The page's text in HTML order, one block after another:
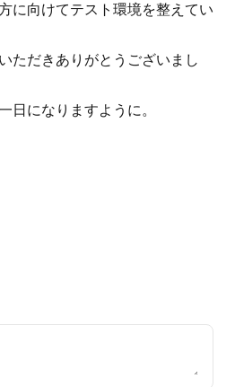
に向けてテスト環境を整えてい
ただきありがとうございまし
日になりますように。